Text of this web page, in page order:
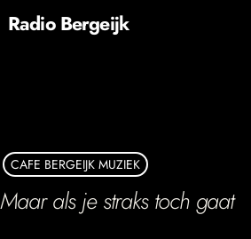
Radio Bergeijk
CAFE BERGEIJK MUZIEK
Maar als je straks toch gaat